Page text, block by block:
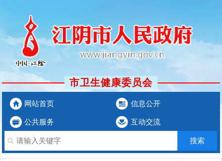
市卫生健康委员会
网站首页 信息公开
公共服务 互动交流